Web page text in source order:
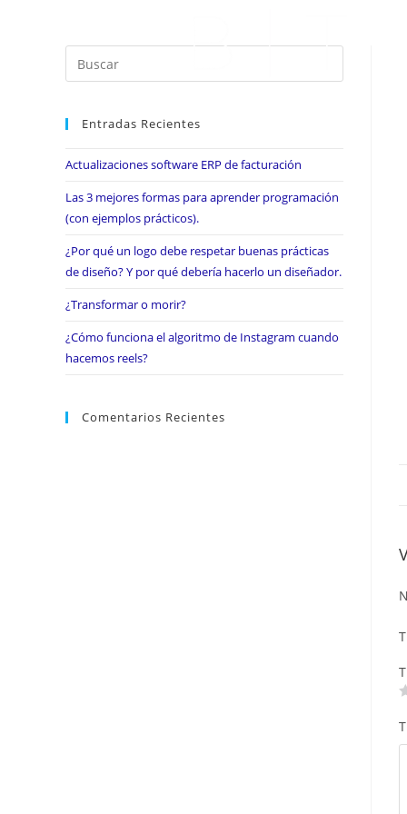
Entradas Recientes
Actualizaciones software ERP de facturación
Las 3 mejores formas para aprender programación
(con ejemplos prácticos).
¿Por qué un logo debe respetar buenas prácticas
de diseño? Y por qué debería hacerlo un diseñador.
¿Transformar o morir?
¿Cómo funciona el algoritmo de Instagram cuando
hacemos reels?
Comentarios Recientes